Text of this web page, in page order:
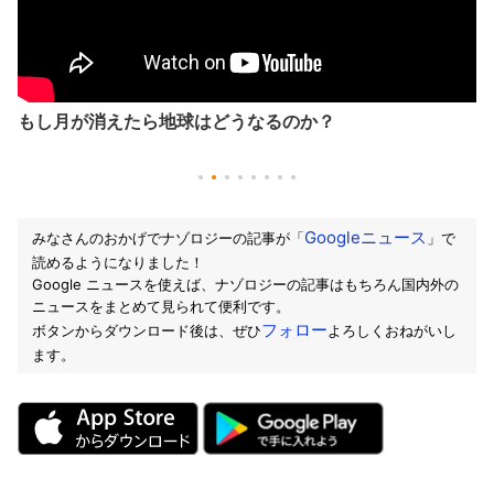
もし月が消えたら地球はどうなるのか？
みなさんのおかげでナゾロジーの記事が「Googleニュース 」で
読めるようになりました！
Google ニュースを使えば、ナゾロジーの記事はもちろん国内外の
ニュースをまとめて見られて便利です。
ボタンからダウンロード後は、ぜひフォローよろしくおねがいし
ます。